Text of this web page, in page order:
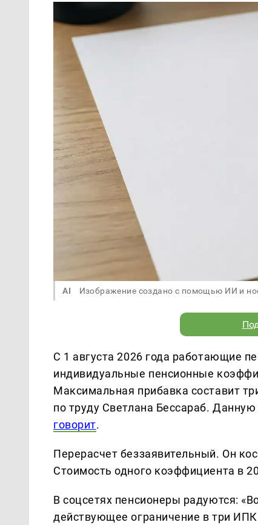
AI Изображение создано с помощью ИИ и
С 1 августа 2026 года работающие
индивидуальные пенсионные
Максимальная прибавка составит
по труду Светлана Бессараб.
говорит.
Перерасчет беззаявительный. Он
Стоимость одного коэффициента в
В соцсетях пенсионеры радуются:
действующее ограничение в три